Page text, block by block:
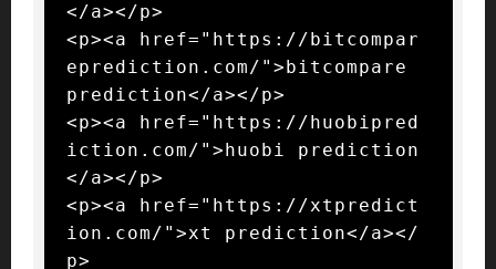
</a></p>
<p><a href="https://bitcompar
eprediction.com/">bitcompare
prediction</a></p>
<p><a href="https://huobipred
iction.com/">huobi prediction
</a></p>
<p><a href="https://xtpredict
ion.com/">xt prediction</a></
p>